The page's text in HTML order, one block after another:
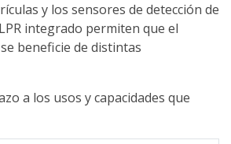
y los sensores de detección de
integrado permiten que el
beneficie de distintas
a los usos y capacidades que